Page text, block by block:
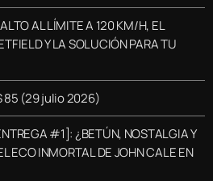
AL LÍMITE A 120 KM/H, EL
Y LA SOLUCIÓN PARA TU
85 (29 julio 2026)
#1]: ¿BETÚN, NOSTALGIA Y
ECO INMORTAL DE JOHN CALE EN